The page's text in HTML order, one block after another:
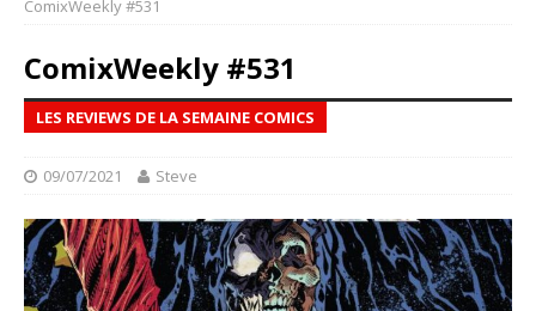
ComixWeekly #531
ComixWeekly #531
LES REVIEWS DE LA SEMAINE COMICS
09/07/2021 Steve